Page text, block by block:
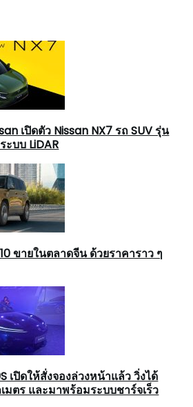
เปิดตัว Nissan NX7 รถ SUV รุ่น
บบ LiDAR
ขายในตลาดจีน ด้วยราคาราว ๆ
เปิดให้สั่งจองล่วงหน้าแล้ว วิ่งได้
เมตร และมาพร้อมระบบชาร์จเร็ว